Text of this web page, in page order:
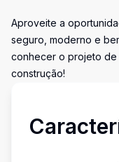
Aproveite a
seguro, moderno e
conhecer o projeto de
construção!